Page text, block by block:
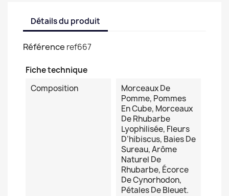
Détails du produit
Référence ref667
Fiche technique
Composition
Morceaux De
Pomme, Pommes
En Cube, Morceaux
De Rhubarbe
Lyophilisée, Fleurs
D’hibiscus, Baies De
Sureau, Arôme
Naturel De
Rhubarbe, Écorce
De Cynorhodon,
Pétales De Bleuet.